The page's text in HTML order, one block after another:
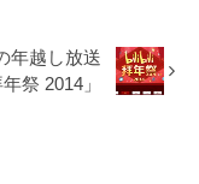
年越し放送
年祭 2014」